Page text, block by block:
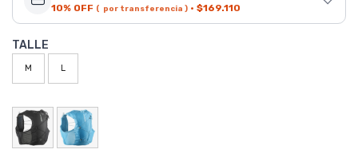
10% OFF ( por transferencia ) · $169.110
TALLE
M L